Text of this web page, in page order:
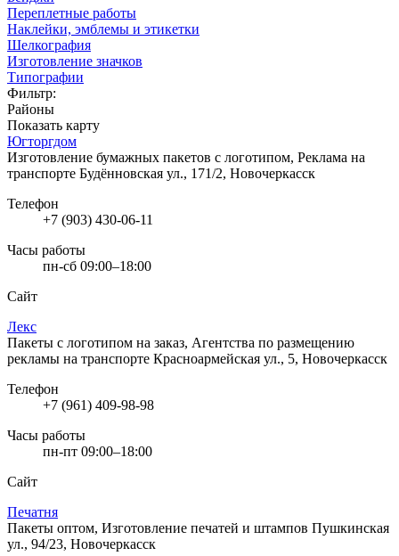
Переплетные работы
Наклейки, эмблемы и этикетки
Шелкография
Изготовление значков
Типографии
Фильтр:
Районы
Показать карту
Югторгдом
Изготовление бумажных пакетов с логотипом, Реклама на
транспорте Будённовская ул., 171/2, Новочеркасск
Телефон
+7 (903) 430-06-11
Часы работы
пн-сб 09:00–18:00
Сайт
Лекс
Пакеты с логотипом на заказ, Агентства по размещению
рекламы на транспорте Красноармейская ул., 5, Новочеркасск
Телефон
+7 (961) 409-98-98
Часы работы
пн-пт 09:00–18:00
Сайт
Печатня
Пакеты оптом, Изготовление печатей и штампов Пушкинская
ул., 94/23, Новочеркасск